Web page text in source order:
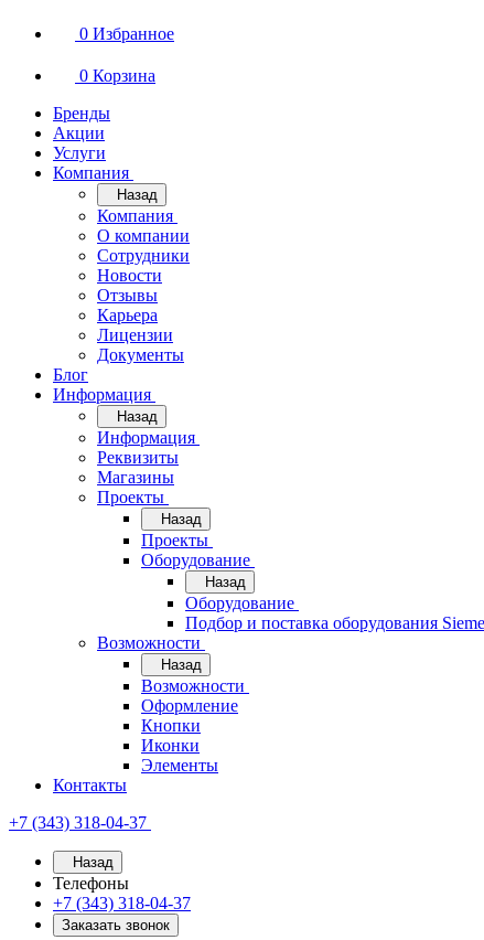
0 Избранное
0 Корзина
Бренды
Акции
Услуги
Компания
Назад
Компания
О компании
Сотрудники
Новости
Отзывы
Карьера
Лицензии
Документы
Блог
Информация
Назад
Информация
Реквизиты
Магазины
Проекты
Назад
Проекты
Оборудование
Назад
Оборудование
Подбор и поставка оборудования
Возможности
Назад
Возможности
Оформление
Кнопки
Иконки
Элементы
Контакты
+7 (343) 318-04-37
Назад
Телефоны
+7 (343) 318-04-37
Заказать звонок